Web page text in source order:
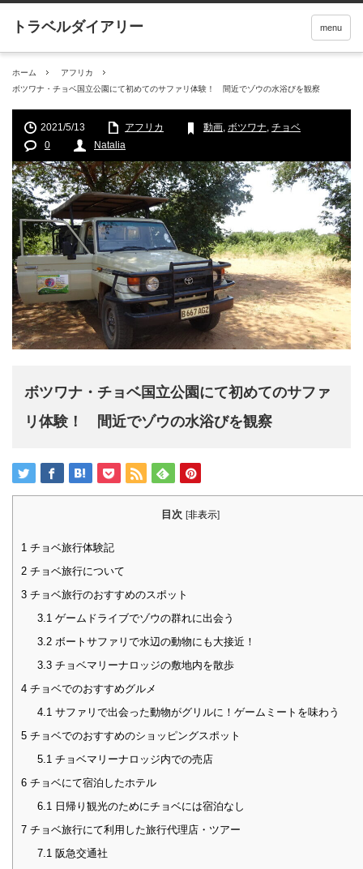
menu
ホーム
アフリカ
ボツワナ・チョベ国立公園にて初めてのサファリ体験！ 間近でゾウの水浴びを観察
2021/5/13 アフリカ 動画, ボツワナ, チョベ
0
Natalia
ボツワナ・チョベ国立公園にて初めてのサファ
リ体験！ 間近でゾウの水浴びを観察
目次 [非表示]
1 チョベ旅行体験記
2 チョベ旅行について
3 チョベ旅行のおすすめのスポット
3.1 ゲームドライブでゾウの群れに出会う
3.2ボートサファリで水辺の動物にも大接近！
3.3チョベマリーナロッジの敷地内を散歩
4 チョベでのおすすめグルメ
4.1 サファリで出会った動物がグリルに！ゲームミートを味わう
5 チョベでのおすすめのショッピングスポット
5.1 チョベマリーナロッジ内での売店
6 チョベにて宿泊したホテル
6.1
日帰り観光のためにチョベには宿泊なし
7 チョベ旅行にて利用した旅行代理店・ツアー
7.1 阪急交通社